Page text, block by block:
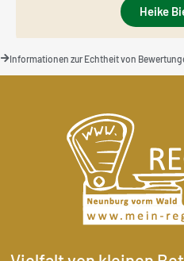
Heike
Informationen zur Echtheit von